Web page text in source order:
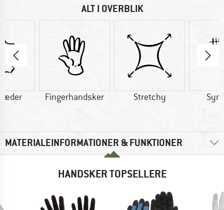
ALT I OVERBLIK
Fingerhandsker Stretchy
MATERIALEINFORMATIONER & FUNKTIONER
HANDSKER TOPSELLERE